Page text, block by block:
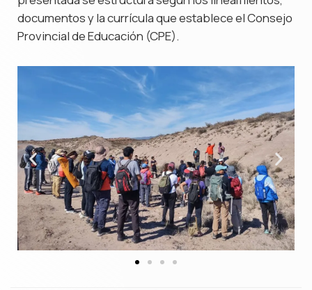
documentos y la currícula que establece el Consejo
Provincial de Educación (CPE).